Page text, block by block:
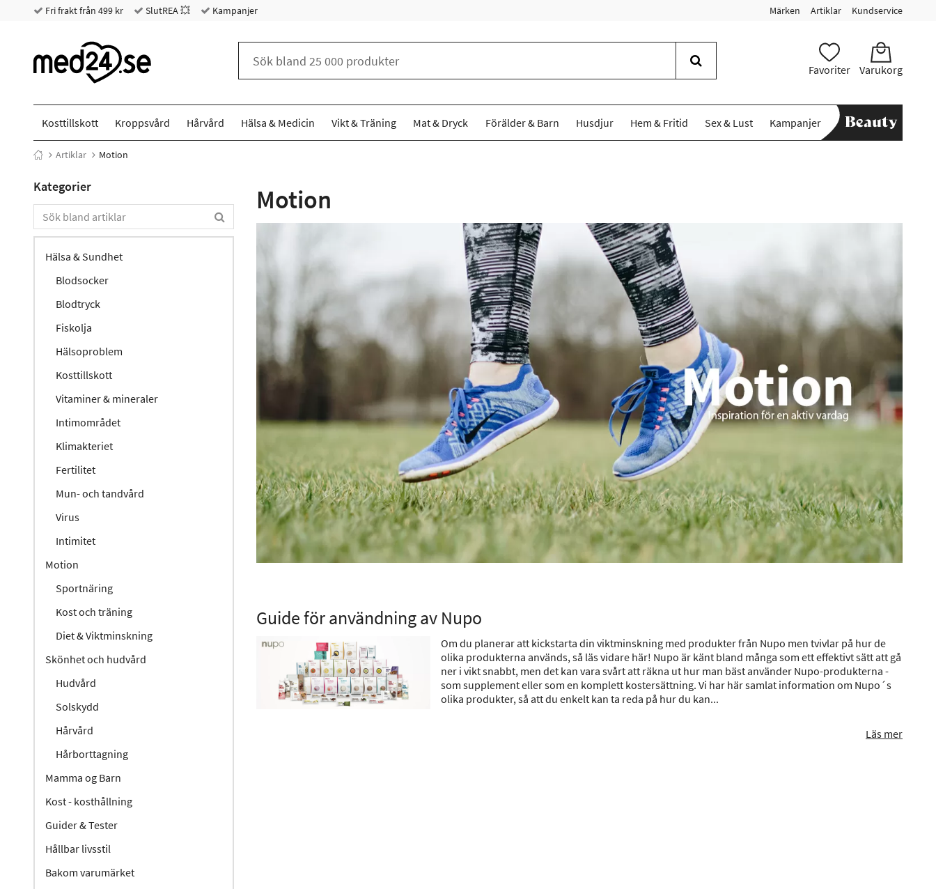
Fri frakt från 499 kr SlutREA 💥 Kampanjer Märken Artiklar Kundservice
Favoriter Varukorg
Kosttillskott Kroppsvård Hårvård Hälsa & Medicin Vikt & Träning Mat & Dryck Förälder & Barn Husdjur Hem & Fritid Sex & Lust Kampanjer
Artiklar Motion
Kategorier
Hälsa & Sundhet
Blodsocker
Blodtryck
Fiskolja
Hälsoproblem
Kosttillskott
Vitaminer & mineraler
Intimområdet
Klimakteriet
Fertilitet
Mun- och tandvård
Virus
Intimitet
Motion
Sportnäring
Kost och träning
Diet & Viktminskning
Skönhet och hudvård
Hudvård
Solskydd
Hårvård
Hårborttagning
Mamma og Barn
Kost - kosthållning
Guider & Tester
Hållbar livsstil
Bakom varumärket
Motion
Guide för användning av Nupo
Om du planerar att kickstarta din viktminskning med produkter från Nupo men tvivlar på hur de
olika produkterna används, så läs vidare här! Nupo är känt bland många som ett effektivt sätt att gå
ner i vikt snabbt, men det kan vara svårt att räkna ut hur man bäst använder Nupo-produkterna -
som supplement eller som en komplett kostersättning. Vi har här samlat information om Nupo´s
olika produkter, så att du enkelt kan ta reda på hur du kan...
Läs mer